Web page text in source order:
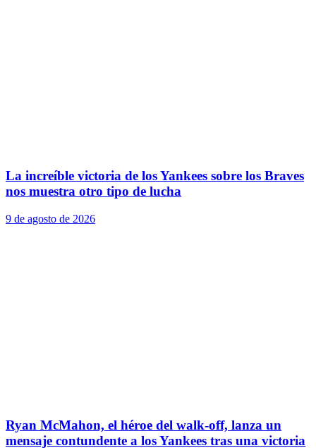
La increíble victoria de los Yankees sobre los Braves
nos muestra otro tipo de lucha
9 de agosto de 2026
Ryan McMahon, el héroe del walk-off, lanza un
mensaje contundente a los Yankees tras una victoria